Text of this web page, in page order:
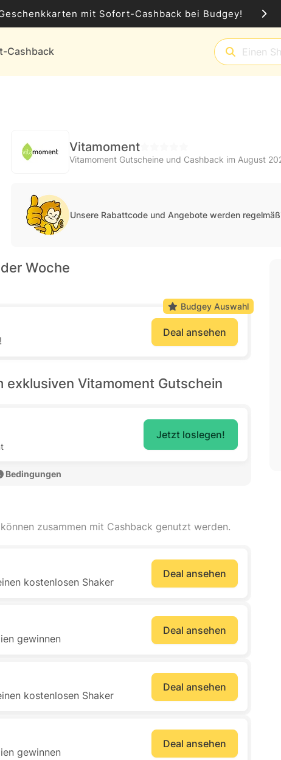
mit Sofort-Cashback bei Budgey!
Cashback
Vitamoment
Vitamoment Gutscheine und Cashback im August
Unsere Rabattcode und Angebote werden
Woche
Deal ansehen
Budgey Auswahl
Vitamoment Gutschein
Jetzt loslegen!
zusammen mit Cashback genutzt werden.
kostenlosen Shaker
Deal ansehen
gewinnen
Deal ansehen
kostenlosen Shaker
Deal ansehen
gewinnen
Deal ansehen